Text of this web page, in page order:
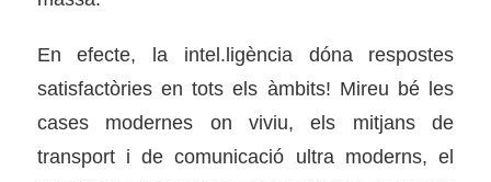
En efecte, la intel.ligència dóna respostes
satisfactòries en tots els àmbits! Mireu bé les
cases modernes on viviu, els mitjans de
transport i de comunicació ultra moderns, el